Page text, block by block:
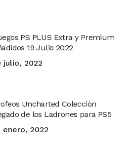
PS PLUS Extra y Premium
19 Julio 2022
julio, 2022
Uncharted Colección
de los Ladrones para PS5
enero, 2022